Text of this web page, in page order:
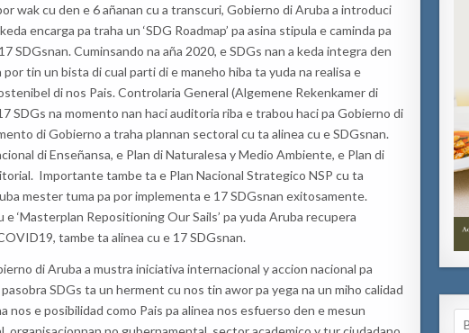
wak cu den e 6 añanan cu a transcuri, Gobierno di Aruba a introduci
encarga pa traha un ‘SDG Roadmap’ pa asina stipula e caminda pa
SDGsnan. Cuminsando na aña 2020, e SDGs nan a keda integra den
tin un bista di cual parti di e maneho hiba ta yuda na realisa e
di nos Pais. Controlaria General (Algemene Rekenkamer di
SDGs na momento nan haci auditoria riba e trabou haci pa Gobierno di
di Gobierno a traha plannan sectoral cu ta alinea cu e SDGsnan.
di Enseñansa, e Plan di Naturalesa y Medio Ambiente, e Plan di
Importante tambe ta e Plan Nacional Strategico NSP cu ta
mester tuma pa por implementa e 17 SDGsnan exitosamente.
‘Masterplan Repositioning Our Sails’ pa yuda Aruba recupera
tambe ta alinea cu e 17 SDGsnan.
di Aruba a mustra iniciativa internacional y accion nacional pa
SDGs ta un herment cu nos tin awor pa yega na un miho calidad
nos e posibilidad como Pais pa alinea nos esfuerso den e mesun